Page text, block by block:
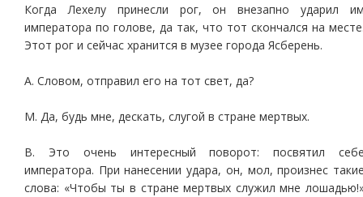
Когда Лехелу принесли рог, он внезапно ударил
императора по голове, да так, что тот скончался на
Этот рог и сейчас хранится в музее города Ясберень.
А. Словом, отправил его на тот свет, да?
М. Да, будь мне, дескать, слугой в стране мертвых.
В. Это очень интересный поворот: посвятил
императора. При нанесении удара, он, мол, произнес
слова: «Чтобы ты в стране мертвых служил мне